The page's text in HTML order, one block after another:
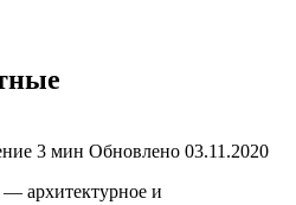
3 мин Обновлено 03.11.2020
— архитектурное и